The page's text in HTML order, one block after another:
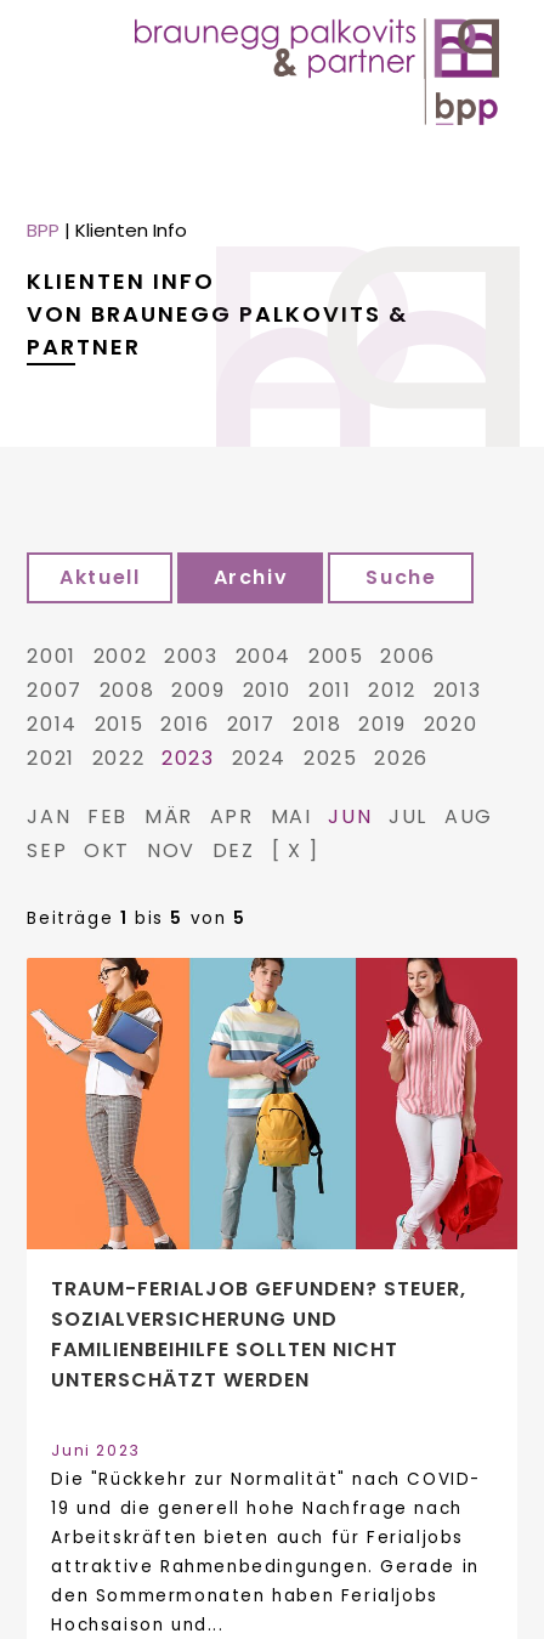
BPP |Klienten Info
KLIENTEN INFO
VON BRAUNEGG PALKOVITS &
PARTNER
Aktuell Archiv Suche
2001 2002 2003 2004 2005
2006
2007
2008 2009 2010 2011 2012
2013
2014
2015 2016 2017 2018 2019
2020
2021
2022 2023 2024 2025 2026
JAN FEB MÄR APR MAI JUN JUL
AUG
SEP
OKT NOV DEZ [ X ]
Beiträge 1 bis 5 von 5
TRAUM-FERIALJOB GEFUNDEN? STEUER,
SOZIALVERSICHERUNG UND
FAMILIENBEIHILFE SOLLTEN NICHT
UNTERSCHÄTZT WERDEN
Juni 2023
Die "Rückkehr zur Normalität" nach COVID-
19 und die generell hohe Nachfrage nach
Arbeitskräften bieten auch für Ferialjobs
attraktive Rahmenbedingungen. Gerade in
den Sommermonaten haben Ferialjobs
Hochsaison und...